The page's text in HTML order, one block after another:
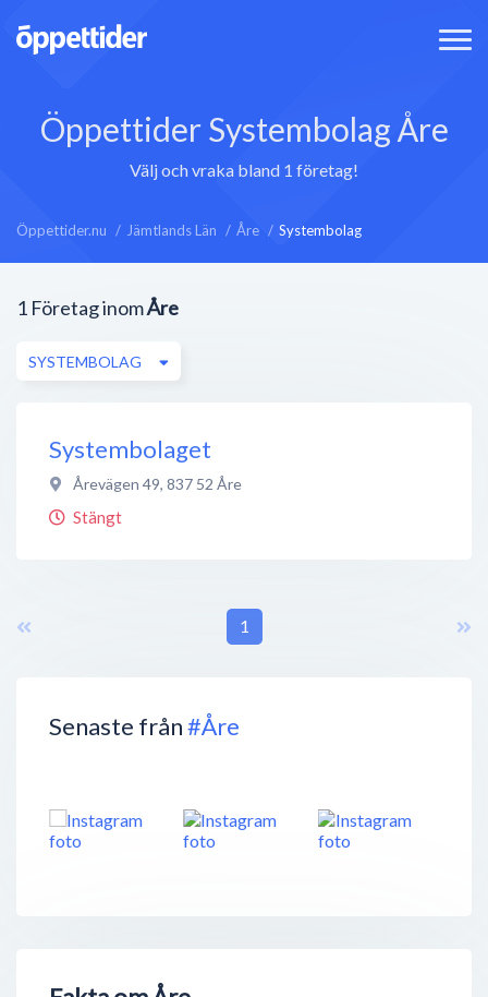
Öppettider Systembolag Åre
Välj och vraka bland 1 företag!
Öppettider.nu Jämtlands Län Åre Systembolag
Senaste från#Åre
1 Företag inomÅre
SYSTEMBOLAG
Systembolaget
Årevägen 49, 837 52 Åre
Stängt
1